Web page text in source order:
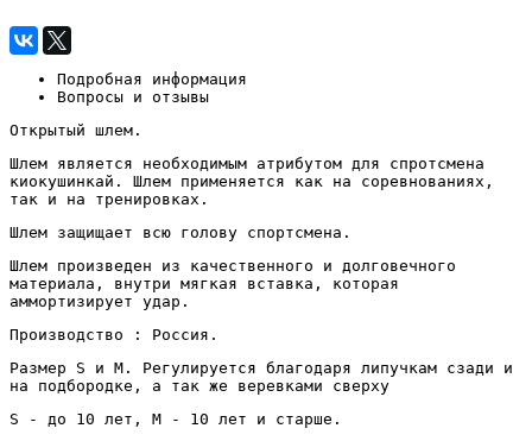
Подробная информация
Вопросы и отзывы
Открытый шлем.
Шлем является необходимым атрибутом для спротсмена
киокушинкай. Шлем применяется как на соревнованиях,
так и на тренировках.
Шлем защищает всю голову спортсмена.
Шлем произведен из качественного и долговечного
материала, внутри мягкая вставка, которая
аммортизирует удар.
Производство : Россия.
Размер S и М. Регулируется благодаря липучкам сзади и
на подбородке, а так же веревками сверху
S - до 10 лет, М - 10 лет и старше.